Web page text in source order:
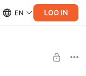
EN LOG IN